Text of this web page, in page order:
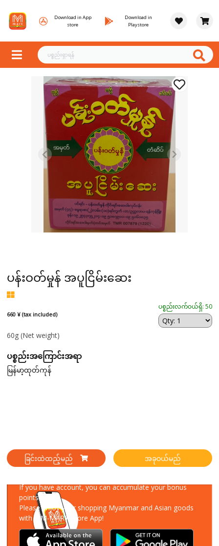
Download in App
store
Download in
Playstore
ပန်းဝတ်မှုန် အပူငြိမ်းဆေး
660 ¥ (tax included)
ပစ္စည်းလက်ဝယ်ရှိ: 50
60g (Net weight)
ပစ္စည်းအကြောင်းအရာ
မြန်မာ့ထုတ်ကုန်
ခြင်းထဲထည့်မည် အခုဝယ်မည်
If you have account, you can accumulate your bonus
points!
Please enjoy your shopping Myanmar and Asian goods
with MM-MART Store App!